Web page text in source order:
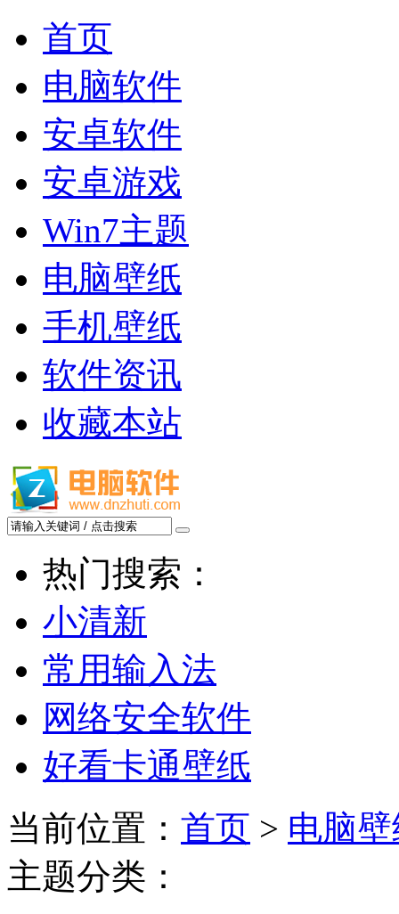
首页
电脑软件
安卓软件
安卓游戏
Win7主题
电脑壁纸
手机壁纸
软件资讯
收藏本站
热门搜索：
小清新
常用输入法
网络安全软件
好看卡通壁纸
当前位置： 首页 > 电脑
主题分类：